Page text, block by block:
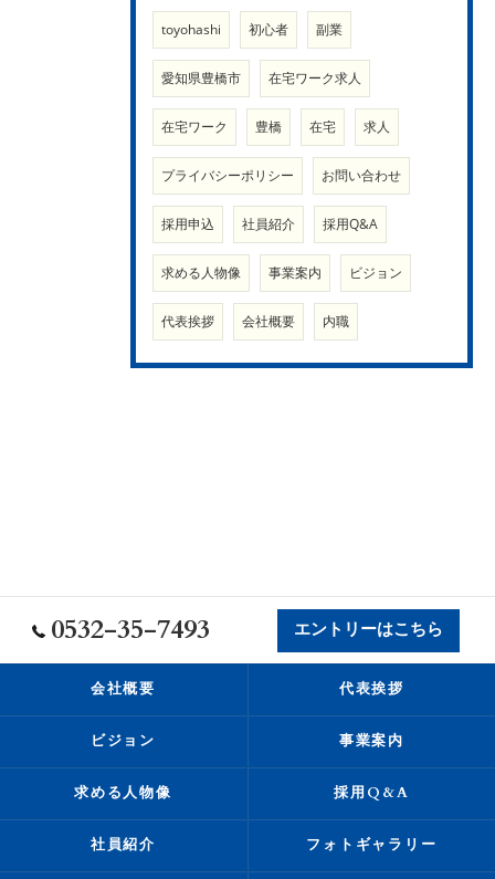
toyohashi 初心者 副業
愛知県豊橋市 在宅ワーク求人
在宅ワーク 豊橋 在宅 求人
プライバシーポリシー お問い合わせ
採用申込 社員紹介 採用Q&A
求める人物像 事業案内 ビジョン
代表挨拶 会社概要 内職
0532-35-7493 エントリーはこちら
会社概要 代表挨拶
ビジョン 事業案内
求める人物像 採用Q&A
社員紹介 フォトギャラリー